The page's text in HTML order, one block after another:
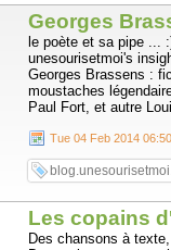
Georges
le poète et sa pipe ...
unesourisetmoi's
Georges Brassens :
moustaches
Paul Fort, et autre
Tue 04 Feb 2014
Les copains
Des chansons à